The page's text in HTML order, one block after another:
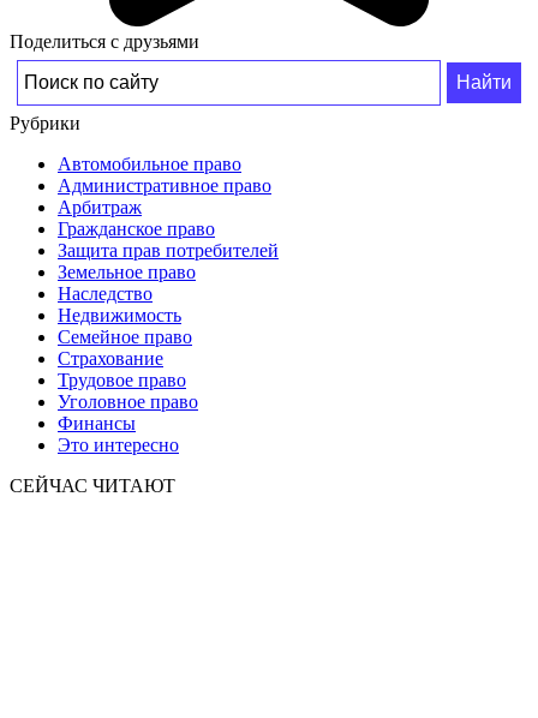
Поделиться с друзьями
Рубрики
Автомобильное право
Административное право
Арбитраж
Гражданское право
Защита прав потребителей
Земельное право
Наследство
Недвижимость
Семейное право
Страхование
Трудовое право
Уголовное право
Финансы
Это интересно
СЕЙЧАС ЧИТАЮТ